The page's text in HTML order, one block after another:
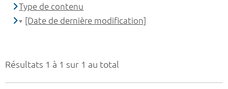
Résultats 1 à 1 sur 1 au total
Type de contenu
[Date de dernière modification]